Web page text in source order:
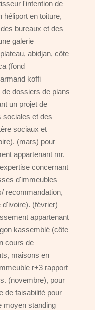
l'intention de
héliport en toiture,
bureaux et des
galerie
abidjan, côte
(fond
koffi
dossiers de plans
un projet de
sociales et des
sociaux et
(mars) pour
appartenant mr.
concernant
d'immeubles
recommandation,
(février)
appartenant
kassemblé (côte
cours de
maisons en
r+3 rapport
(novembre), pour
de faisabilité pour
moyen standing